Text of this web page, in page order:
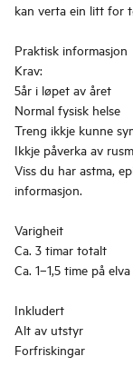
kan verta ein litt for
Praktisk informasjon
Krav:
5år i løpet av året
Normal fysisk helse
Treng ikkje kunne
Ikkje påverka av
Viss du har astma,
informasjon.
Varigheit
Ca. 3 timar totalt
Ca. 1–1,5 time på elva
Inkludert
Alt av utstyr
Forfriskingar